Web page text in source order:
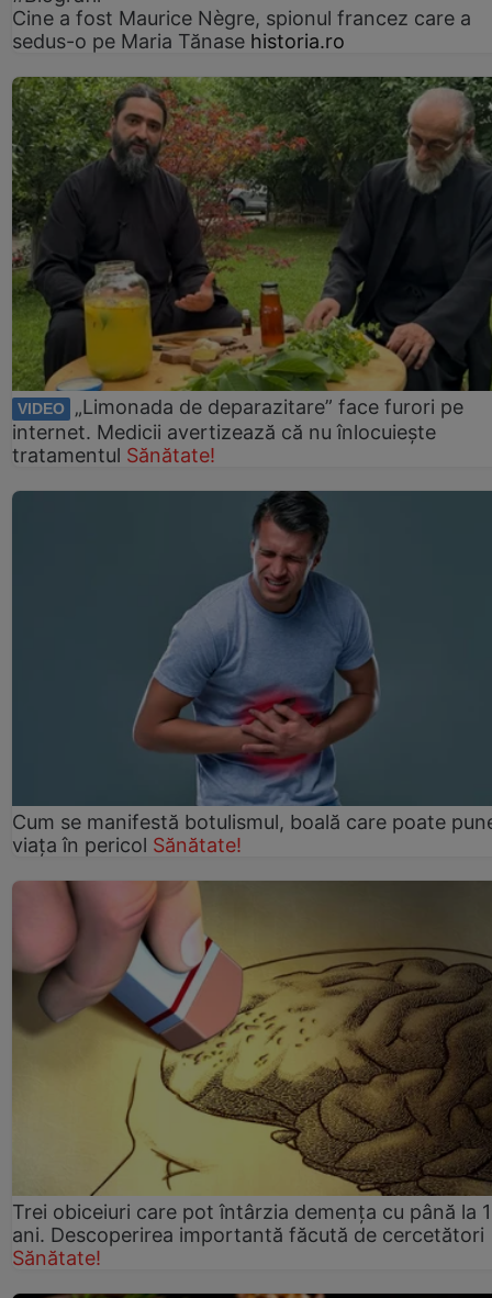
Cine a fost Maurice Nègre, spionul francez care a
sedus-o pe Maria Tănase historia.ro
VIDEO
„Limonada de deparazitare” face furori pe
internet. Medicii avertizează că nu înlocuiește
tratamentul Sănătate!
Cum se manifestă botulismul, boală care poate
viaţa în pericol Sănătate!
Trei obiceiuri care pot întârzia demența cu până la
ani. Descoperirea importantă făcută de cercetători
Sănătate!